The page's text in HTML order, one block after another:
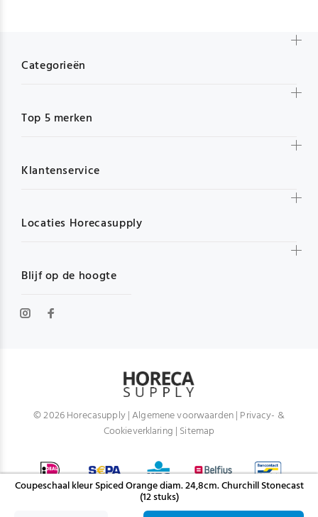
Coupeschaal kleur Spiced Orange diam. 24,8cm. Churchill Stonecast
(12 stuks)
Blijf op de hoogte
Categorieën
Top 5 merken
Klantenservice
Locaties Horecasupply
© 2026 Horecasupply |Algemene voorwaarden| Privacy- &
Cookieverklaring | Sitemap